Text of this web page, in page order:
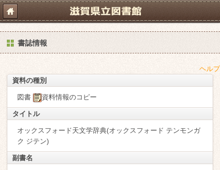
書誌情報
ヘルプ
資料の種別
図書 資料情報のコピー
タイトル
オックスフォード天文学辞典(オックスフォード テンモンガ
ク ジテン)
副書名